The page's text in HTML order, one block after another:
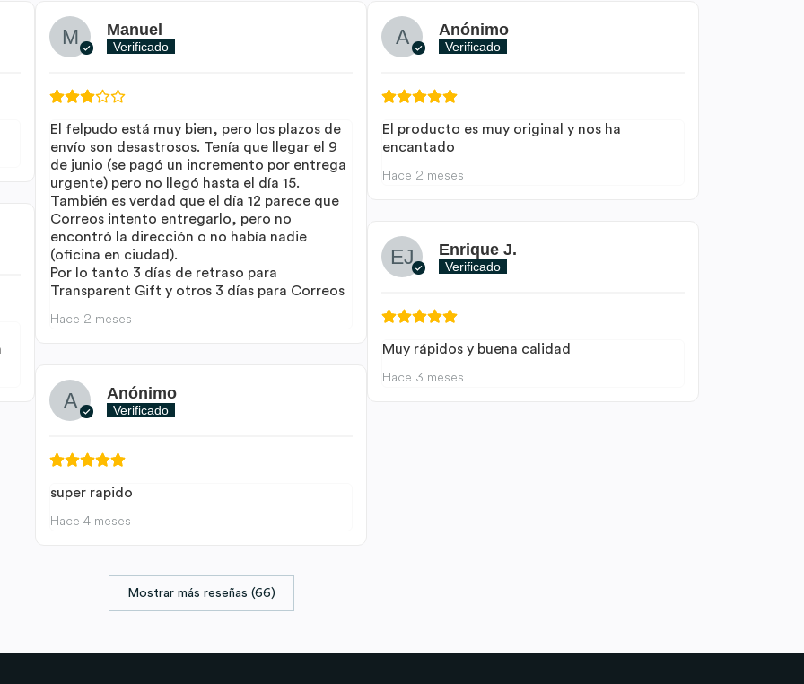
Manuel
Verificado
El felpudo está muy bien, pero los plazos de
envío son desastrosos. Tenía que llegar el 9
de junio (se pagó un incremento por entrega
urgente) pero no llegó hasta el día 15.
También es verdad que el día 12 parece que
Correos intento entregarlo, pero no
encontró la dirección o no había nadie
(oficina en ciudad).
Por lo tanto 3 días de retraso para
Transparent Gift y otros 3 días para Correos
Hace 2 meses
Anónimo
Verificado
super rapido
Hace 4 meses
Anónimo
Verificado
El producto es muy original y nos ha
encantado
Hace 2 meses
Enrique J.
Verificado
Muy rápidos y buena calidad
Hace 3 meses
Mostrar más reseñas (66)